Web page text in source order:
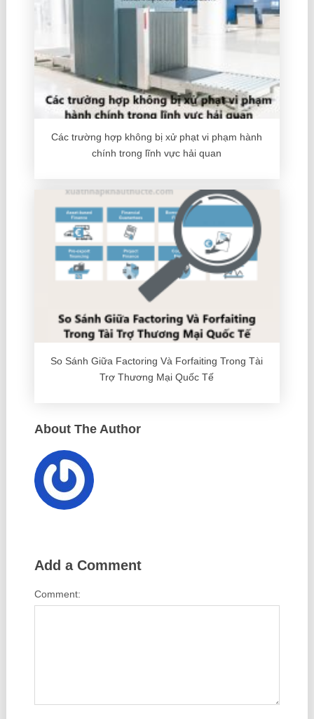
Các trường hợp không bị xử phạt vi phạm hành
chính trong lĩnh vực hải quan
So Sánh Giữa Factoring Và Forfaiting Trong Tài
Trợ Thương Mại Quốc Tế
About The Author
Add a Comment
Comment: